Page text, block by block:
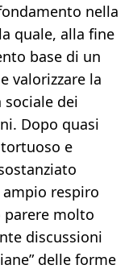
nella
quale, alla fine
base di un
valorizzare la
dei
Dopo quasi
e
ampio respiro
parere molto
discussioni
delle forme